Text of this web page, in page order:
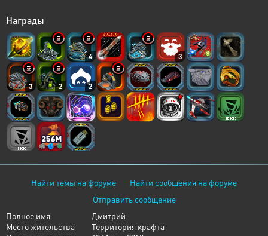
Награды
4 3
3 2 2
Найти темы на форуме
Найти сообщения на форуме
Отправить сообщение
Полное имя
Дмитрий
Место жительства
Территория крафта